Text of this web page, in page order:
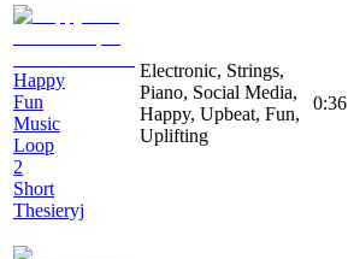
Happy
Fun
Music
Loop
2
Short
Thesieryj
Electronic, Strings,
Piano, Social Media,
Happy, Upbeat, Fun,
Uplifting
0:36